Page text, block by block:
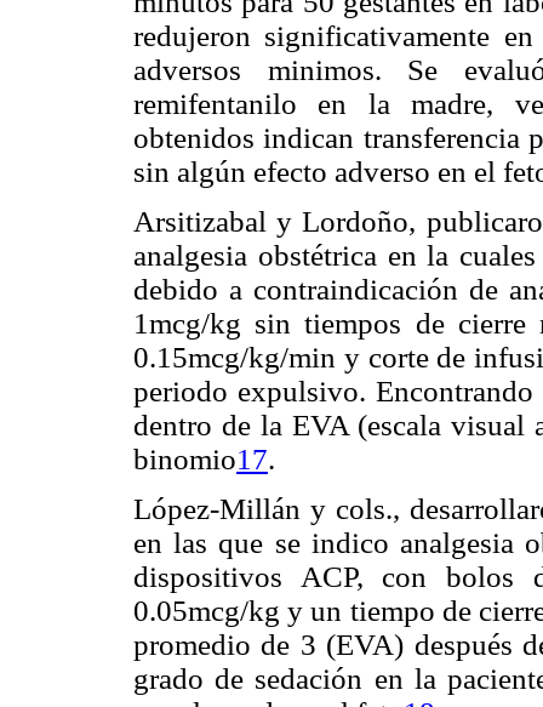
redujeron significativamente
adversos minimos. Se
remifentanilo en la madre,
obtenidos indican transferencia
sin algún efecto adverso en el
Arsitizabal y Lordoño,
analgesia obstétrica en la
debido a contraindicación de
1mcg/kg sin tiempos de
0.15mcg/kg/min y corte de
periodo expulsivo. Encontrando
dentro de la EVA (escala visual
binomio17.
López-Millán y cols.,
en las que se indico analgesia
dispositivos ACP, con
0.05mcg/kg y un tiempo de
promedio de 3 (EVA) después
grado de sedación en la